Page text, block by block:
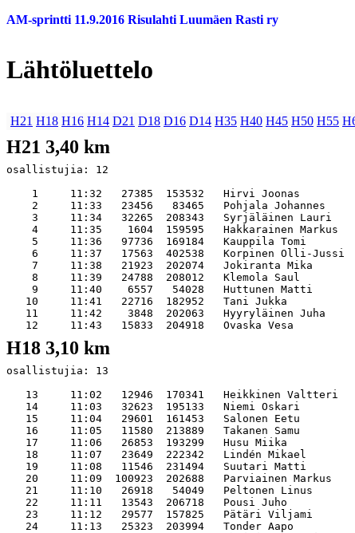
AM-sprintti 11.9.2016 Risulahti Luumäen Rasti ry
Lähtöluettelo
H21 H18 H16 H14 D21 D18 D16 D14 H35 H40 H45 H50 H55
H21 3,40 km
osallistujia: 12
1     11:32   27385  153532
2     11:33   23456   83465
3     11:34   32265  208343
4     11:35    1604  159595
5     11:36   97736  169184
6     11:37   17563  402538
7     11:38   21923  202074
8     11:39   24788  208012
9     11:40    6557   54028
10     11:41   22716  182952
11     11:42    3848  202063
H18 3,10 km
osallistujia: 13
13     11:02   12946  170341
14     11:03   32623  195133
15     11:04   29601  161453
16     11:05   11580  213889
17     11:06   26853  193299   Husu
18     11:07   23649  222342
19     11:08   11546  231494
20     11:09  100923  202688
21     11:10   26918   54049
22     11:11   13543  206718
23     11:12   29577  157825
24     11:13   25323  203994